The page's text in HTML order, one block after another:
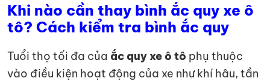
Khi nào cần thay bình ắc quy xe ô
tô? Cách kiểm tra bình ắc quy
Tuổi thọ tối đa của ắc quy xe ô tô phụ thuộc
vào điều kiện hoạt động của xe như khí hâu, tần